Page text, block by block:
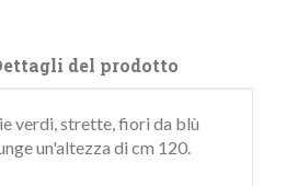
del prodotto
verdi, strette, fiori da blù
un'altezza di cm 120.